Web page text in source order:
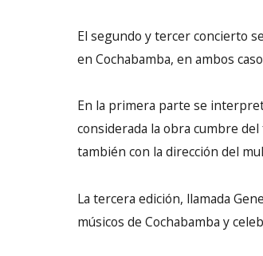
El segundo y tercer concierto
en Cochabamba, en ambos
En la primera parte se
considerada la obra cumbre
también con la dirección del
La tercera edición, llamada
músicos de Cochabamba y